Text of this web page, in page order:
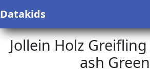
Datakids
Jollein Holz Greifling
ash Green